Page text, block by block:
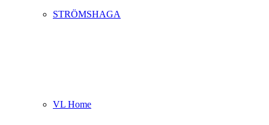
STRÖMSHAGA
VL Home